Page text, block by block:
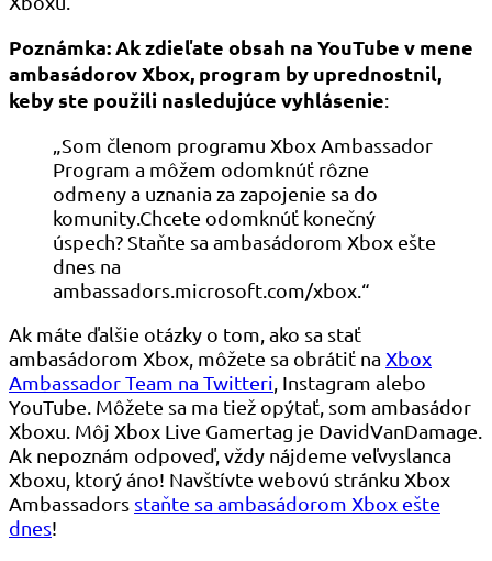
Poznámka: Ak zdieľate obsah na YouTube v mene
ambasádorov Xbox, program by uprednostnil,
keby ste použili nasledujúce vyhlásenie:
„Som členom programu Xbox Ambassador
Program a môžem odomknúť rôzne
odmeny a uznania za zapojenie sa do
komunity.Chcete odomknúť konečný
úspech? Staňte sa ambasádorom Xbox ešte
dnes na
ambassadors.microsoft.com/xbox.“
Ak máte ďalšie otázky o tom, ako sa stať
ambasádorom Xbox, môžete sa obrátiť na Xbox
Ambassador Team na Twitteri , Instagram alebo
YouTube. Môžete sa ma tiež opýtať, som ambasádor
Xboxu. Môj Xbox Live Gamertag je DavidVanDamage.
Ak nepoznám odpoveď, vždy nájdeme veľvyslanca
Xboxu, ktorý áno! Navštívte webovú stránku Xbox
Ambassadors staňte sa ambasádorom Xbox ešte
dnes!